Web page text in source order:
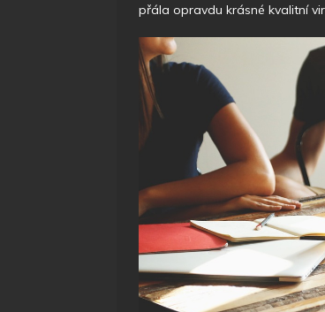
přála opravdu krásné kvalitní